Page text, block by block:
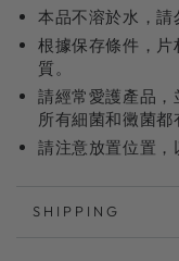
本品不溶於水，請
根據保存條件，
質。
請經常愛護產品
所有細菌和黴菌都
請注意放置位置，
SHIPPING